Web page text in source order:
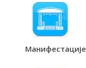
Манифестације